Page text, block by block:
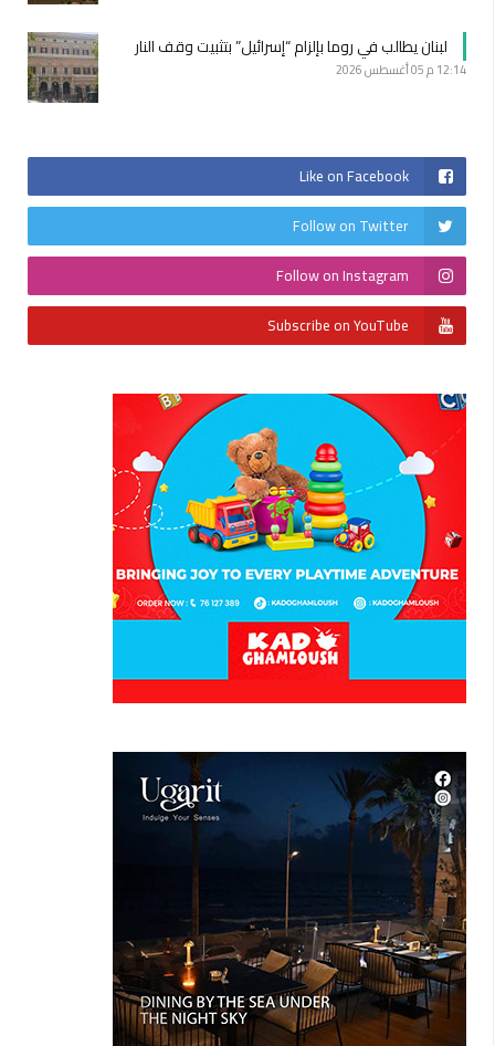
لبنان يطالب في روما بإلزام “إسرائيل” بتثبيت وقف النار
12:14 م 05 أغسطس 2026
Like on Facebook
Follow on Twitter
Follow on Instagram
Subscribe on YouTube